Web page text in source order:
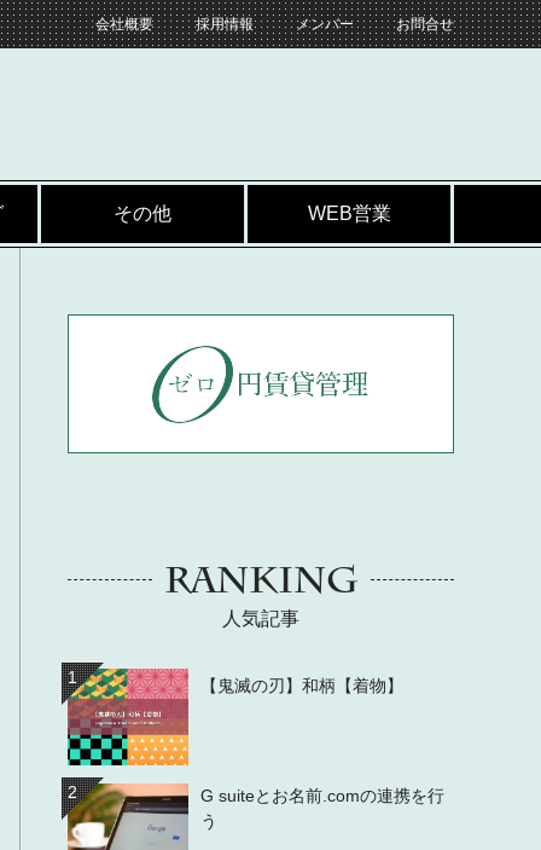
会社概要 採用情報 メンバー お問合せ
その他 WEB営業
RANKING
人気記事
1 【鬼滅の刃】和柄【着物】
2
G suiteとお名前.comの連携を行
う